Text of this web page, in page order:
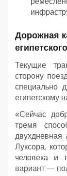
Дорожная
Текущие
сторону
специально
египетскому
«Сейчас
тремя
двухдневная
Луксора,
человека и
вариант —